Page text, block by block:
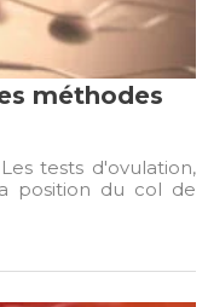
méthodes
tests d'ovulation,
position du col de